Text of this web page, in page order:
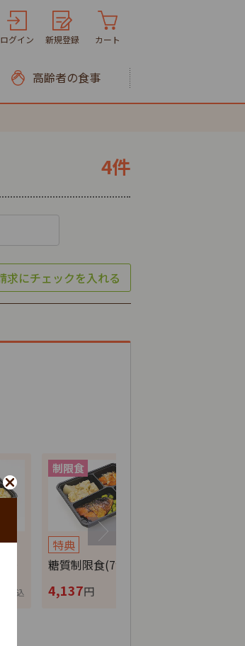
ログイン
新規登録 カート
高齢者の食事
4件
税込
特典
糖質制限食(7食セ…
4,137円